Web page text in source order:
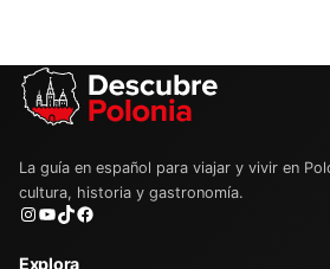
La guía en español para viajar y vivir en
cultura, historia y gastronomía.
Instagram
YouTube
TikTok
Facebook
Explora